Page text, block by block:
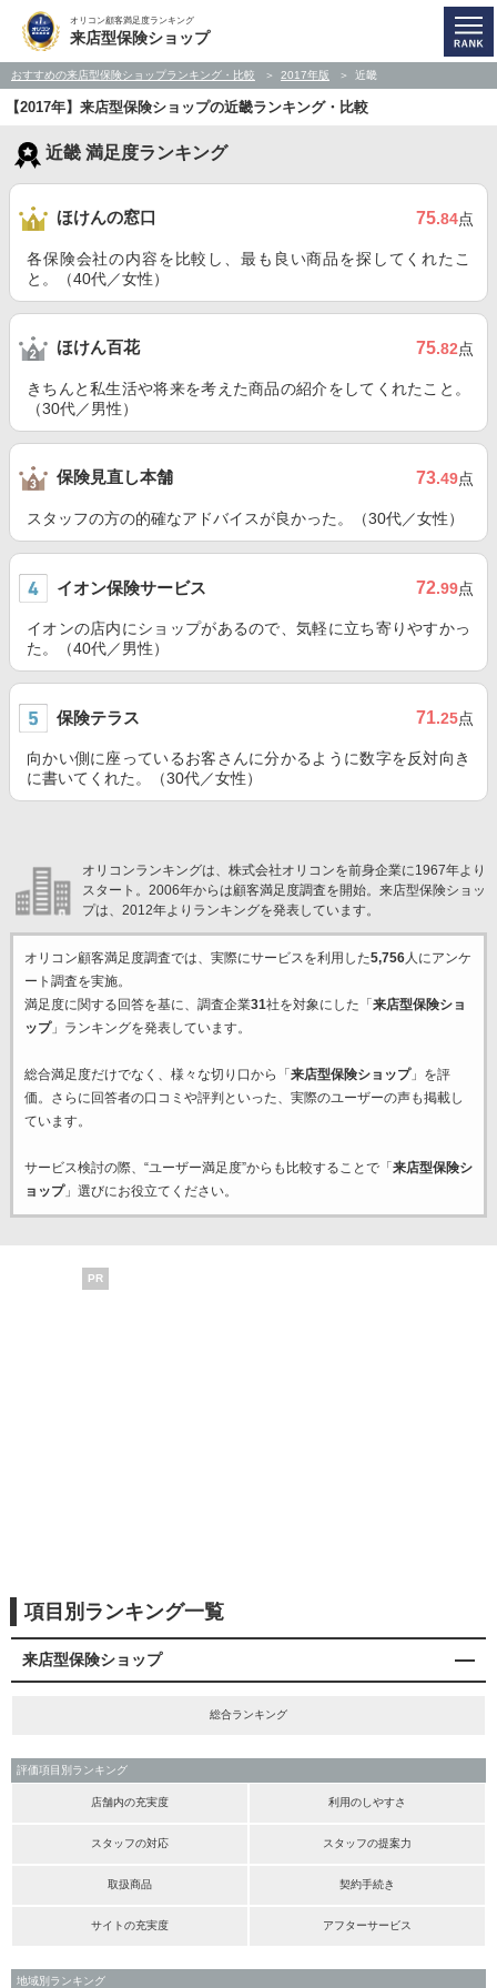
オリコン顧客満足度ランキング
来店型保険ショップ
おすすめの来店型保険ショップランキング・比較 2017年版 近畿
【2017年】来店型保険ショップの近畿ランキング・比較
近畿 満足度ランキング
ほけんの窓口 75.84点
各保険会社の内容を比較し、最も良い商品を探してくれたこ
と。（40代／女性）
ほけん百花 75.82点
きちんと私生活や将来を考えた商品の紹介をしてくれたこと。
（30代／男性）
保険見直し本舗 73.49点
スタッフの方の的確なアドバイスが良かった。（30代／女性）
イオン保険サービス 72.99点
イオンの店内にショップがあるので、気軽に立ち寄りやすかっ
た。（40代／男性）
保険テラス 71.25点
向かい側に座っているお客さんに分かるように数字を反対向き
に書いてくれた。（30代／女性）
オリコンランキングは、株式会社オリコンを前身企業に1967年より
スタート。2006年からは顧客満足度調査を開始。来店型保険ショッ
プは、2012年よりランキングを発表しています。
オリコン顧客満足度調査では、実際にサービスを利用した5,756人にアンケ
ート調査を実施。
満足度に関する回答を基に、調査企業31社を対象にした「 来店型保険ショ
ップ」ランキングを発表しています。
総合満足度だけでなく、様々な切り口から「 来店型保険ショップ」を評
価。さらに回答者の口コミや評判といった、実際のユーザーの声も掲載し
ています。
サービス検討の際、“ユーザー満足度”からも比較することで「 来店型保険シ
ョップ」選びにお役立てください。
PR
項目別ランキング一覧
来店型保険ショップ
総合ランキング
評価項目別ランキング
店舗内の充実度 利用のしやすさ
スタッフの対応 スタッフの提案力
取扱商品 契約手続き
サイトの充実度 アフターサービス
地域別ランキング